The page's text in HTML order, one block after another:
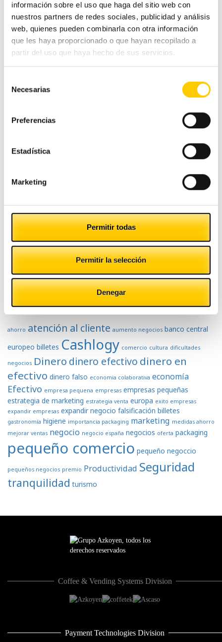
información sobre el uso que haga del sitio web con
nuestros partners de redes sociales, publicidad y análisis
web, quienes pueden combinarla con otra información
que les haya proporcionado o que hayan recopilado a
partir del uso que haya hecho de sus servicios.
Necesarias
Preferencias
Estadística
Marketing
Permitir todas
Permitir la selección
Denegar
Categorías
#CashlogyContigo
Comercio Alimentación
Ferias y congresos
Hostelería
Otras noticias
Pequeño comercio
Tranquilidad
Tags
ahorro atención al cliente aumento negocios banco central
europeo billetes Cashlogy comercio cultura dificultades
negocios Dinero dinero efectivo dinero en
efectivo dinero falso economia colaborativa economía
Efectivo empresa pequena empresas empresas pequeñas
estrategia de marketing estrategia venta europa exito empresas
expandir empresas expandir negocio falsificación billetes
gastronomía higiene importancia packaging marketing medidas ahorro
mejorar ventas negocio negocio españa negocios oferta packaging
pequeño comercio pequeño negoccio
pequeños negocios premio Productividad Seguridad
tranquilidad turismo
Coffee & Vending Systems Division
Payment Technologies Division